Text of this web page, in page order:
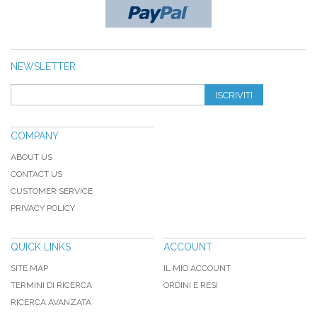
NEWSLETTER
ISCRIVITI
COMPANY
ABOUT US
CONTACT US
CUSTOMER SERVICE
PRIVACY POLICY
QUICK LINKS
SITE MAP
TERMINI DI RICERCA
RICERCA AVANZATA
ACCOUNT
IL MIO ACCOUNT
ORDINI E RESI